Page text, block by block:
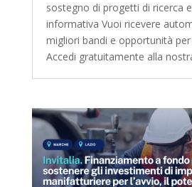
sostegno di progetti di ricerca
informativa Vuoi ricevere
migliori bandi e opportunità
Accedi gratuitamente alla